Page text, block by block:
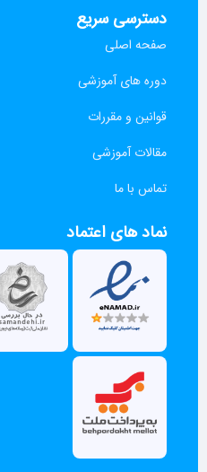
دسترسی سریع
صفحه اصلی
دوره های آموزشی
قوانین و مقررات
مقالات آموزشی
تماس با ما
نماد های اعتماد